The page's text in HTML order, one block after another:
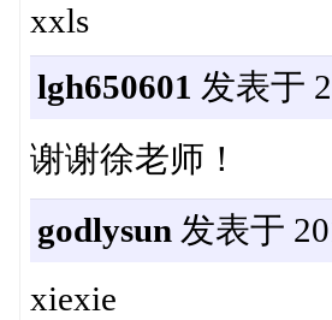
xxls
lgh650601 发表于
谢谢徐老师！
godlysun 发表于
xiexie